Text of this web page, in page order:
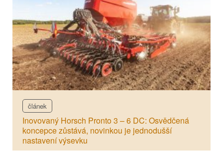
článek
Inovovaný Horsch Pronto 3 – 6 DC: Osvědčená
koncepce zůstává, novinkou je jednodušší
nastavení výsevku